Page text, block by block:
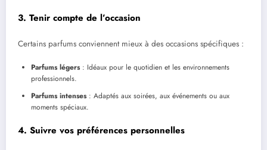
3. Tenir compte de l’occasion
Certains parfums conviennent mieux à des occasions spécifiques :
Parfums légers: Idéaux pour le quotidien et les environnements
professionnels.
Parfums intenses: Adaptés aux soirées, aux événements ou aux
moments spéciaux.
4. Suivre vos préférences personnelles